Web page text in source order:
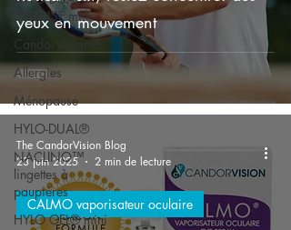
INTENSE mini
CandorVision®
Allergies
Ménopause
HYLO-DUAL®
NACLINO™
lingettes à
paupières
HYLO GEL® mini
yeux en mouvement
CALMO vaporisateur oculaire
The CandorVision Blog
23 juin 2025
2 min de lecture